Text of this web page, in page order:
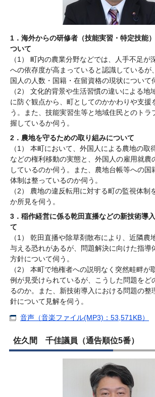
1．海外からの研修者（技能実習・特定技能
ついて
（1） 町内の農業分野などでは、人手不足が
への依存度が高まっていると認識しているが
国人の人数・国籍・在留資格の現状について
（2） 文化的背景や生活習慣の違いによる地
に防ぐ観点から、町としてのかかわりや支援
う。また、技能実習生等と地域住民とのトラ
握しているか伺う。
2．農地を守るための取り組みについて
（1） 本町において、外国人による農地の取
などの権利移動の実態と、外国人の雇用就農
しているのか伺う。また、農地台帳等への国
体制は整っているのか伺う。
（2） 農地の違反転用に対する町の監視体制
か所見を伺う。
3．稲作経営に係る乾田直播などの新技術導
て
（1） 乾田直播や除草剤散布により、近隣農
与える恐れがあるが、問題解決に向けた指導
方針について伺う。
（2） 本町で地権者への説明なく突然畦畔が
例が見受けられているが、こうした問題をど
るのか。また、新技術導入における問題の整
針について見解を伺う。
音声（音楽ファイル(MP3)：53,571KB）
佐久間 千佳議員（通告順位5番）